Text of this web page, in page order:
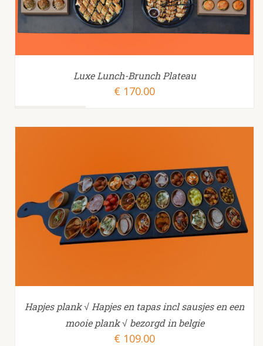
Luxe Lunch-Brunch Plateau
€ 170.00
TOEVOEGEN AAN WINKELWAGEN /
Hapjes plank √ Hapjes en tapas incl sausjes en een
mooie plank √ bezorgd in belgie
€ 109.00